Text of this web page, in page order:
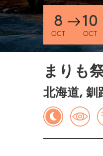
8
OCT
10
OCT
まりも
北海道, 釧